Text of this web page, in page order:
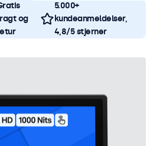
og
5.000+
kundeanmeldelser,
4,8/5 stjerner